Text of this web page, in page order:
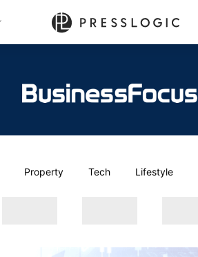
Property Tech Lifestyle